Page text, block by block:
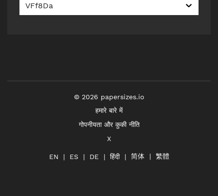
VFf8Da
© 2026 papersizes.io
हमारे बारे में
गोपनीयता और कुकी नीति
X
EN ES DE हिंदी 简体 繁體